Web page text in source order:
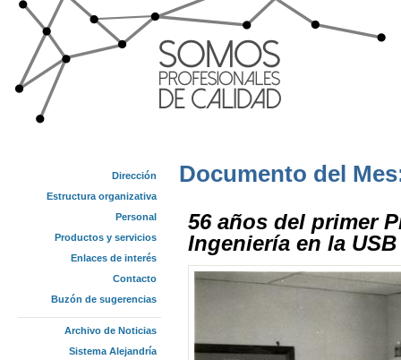
Documento del
56 años del primer
Ingeniería en la USB
Dirección
Estructura organizativa
Personal
Productos y servicios
Enlaces de interés
Contacto
Buzón de sugerencias
Archivo de Noticias
Sistema Alejandría